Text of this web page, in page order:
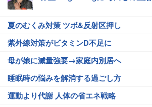
夏のむくみ対策 ツボ&反射区押し
紫外線対策がビタミンD不足に
母が娘に減量強要→家庭内別居へ
睡眠時の悩みを解消する過ごし方
運動より代謝 人体の省エネ戦略